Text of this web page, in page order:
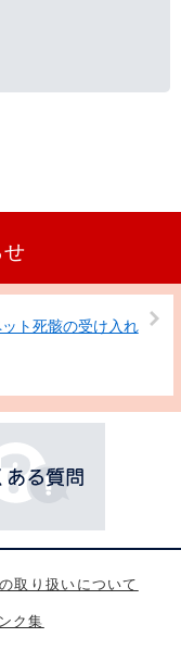
ト死骸の受け入れ
取り扱いについて
ク集